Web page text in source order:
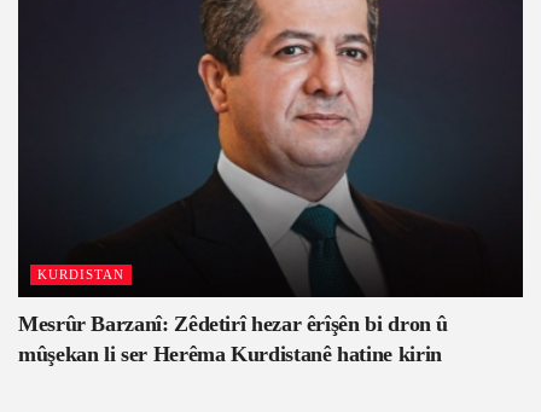
KURDISTAN
Mesrûr Barzanî: Zêdetirî hezar êrîşên bi dron û
mûşekan li ser Herêma Kurdistanê hatine kirin